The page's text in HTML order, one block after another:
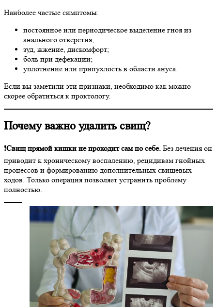
Наиболее частые симптомы:
постоянное или периодическое выделение гноя из
анального отверстия;
зуд, жжение, дискомфорт;
боль при дефекации;
уплотнение или припухлость в области ануса.
Если вы заметили эти признаки, необходимо как можно
скорее обратиться к проктологу.
Почему важно удалить свищ?
❗️Свищ прямой кишки не проходит сам по себе. Без лечения он
приводит к хроническому воспалению, рецидивам гнойных
процессов и формированию дополнительных свищевых
ходов. Только операция позволяет устранить проблему
полностью.